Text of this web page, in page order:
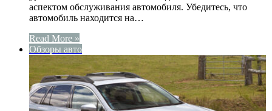
аспектом обслуживания автомобиля. Убедитесь, что
автомобиль находится на…
Read More »
Обзоры авто